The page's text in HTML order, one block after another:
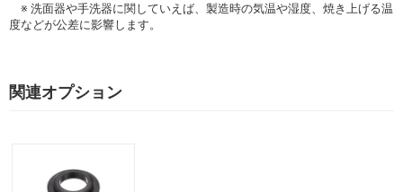
※ 洗面器や手洗器に関していえば、製造時の気温や湿度、焼き上げる温
度などが公差に影響します。
関連オプション